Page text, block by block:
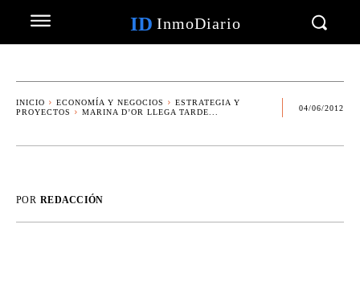
ID InmoDiario
INICIO ECONOMÍA Y NEGOCIOS
ESTRATEGIA Y
PROYECTOS
MARINA D’OR LLEGA TARDE...
04/06/2012
POR REDACCIÓN